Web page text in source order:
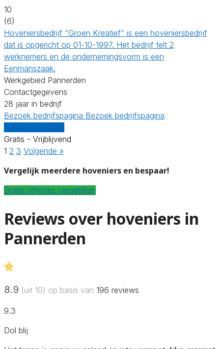
10
(6)
Hoveniersbedrijf “Groen Kreatief” is een hoveniersbedrijf
dat is opgericht op 01-10-1997. Het bedrijf telt 2
werknemers en de ondernemingsvorm is een
Eenmanszaak.
Werkgebied Pannerden
Contactgegevens
28 jaar in bedrijf
Bezoek bedrijfspagina Bezoek bedrijfspagina
Gratis - Vrijblijvend
1 2 3 Volgende »
Vergelijk meerdere hoveniers en bespaar!
Gratis offertes vergelijken
Reviews over hoveniers in
Pannerden
8.9 (uit 10) op basis van 196 reviews
9.3
Dol blij